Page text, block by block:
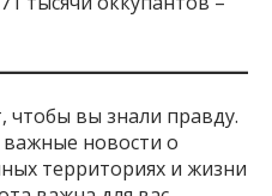
чтобы вы знали правду.
новости о
территориях и жизни